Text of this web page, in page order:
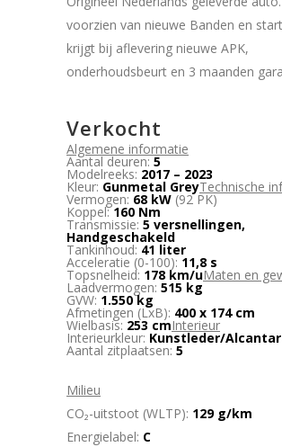
voorzien van nieuwe Banden en
krijgt bij aflevering nieuwe APK,
onderhoudsbeurt en 3 maanden
Verkocht
Algemene informatie
Aantal deuren: 5
Modelreeks: 2017 – 2023
Kleur: Gunmetal GreyTechnische
Vermogen: 68 kW (92 PK)
Koppel:160 Nm
Transmissie: 5 versnellingen,
Handgeschakeld
Tankinhoud: 41 liter
Acceleratie (0-100): 11,8 s
Topsnelheid: 178 km/uMaten en
Laadvermogen: 515 kg
GVW: 1.550 kg
Afmetingen (LxB): 400 x 174 cm
Wielbasis: 253 cmInterieur
Interieurkleur: Kunstleder/
Aantal zitplaatsen: 5
Milieu
CO₂-uitstoot (WLTP): 129 g/km
Energielabel: C